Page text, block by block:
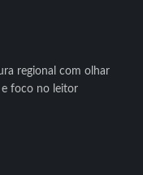
regional com olhar
e foco no leitor